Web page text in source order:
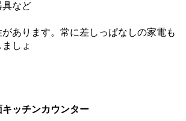
具など
あります。常に差しっぱなしの家電も
しょ
キッチンカウンター